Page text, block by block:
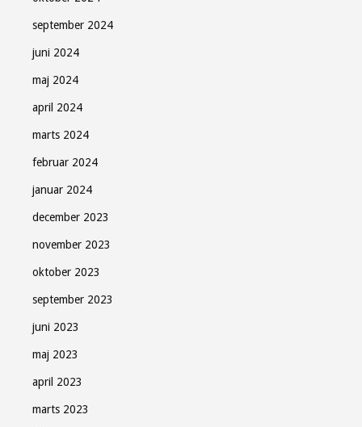
september 2024
juni 2024
maj 2024
april 2024
marts 2024
februar 2024
januar 2024
december 2023
november 2023
oktober 2023
september 2023
juni 2023
maj 2023
april 2023
marts 2023